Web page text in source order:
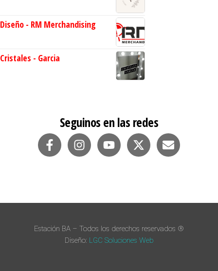
Diseño - RM Merchandising
Cristales - Garcia
Seguinos en las redes
Estación BA – Todos los derechos reservados ®
Diseño: LGC Soluciones Web